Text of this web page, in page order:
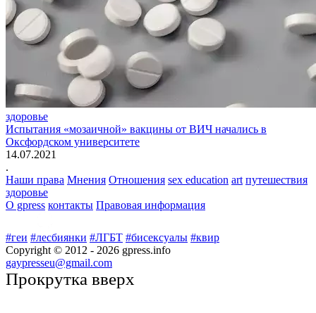
здоровье
Испытания «мозаичной» вакцины от ВИЧ начались в
Оксфордском университете
14.07.2021
.
Наши права Мнения Отношения sex education art путешествия
здоровье
О gpress контакты Правовая информация
#геи #лесбиянки #ЛГБТ #бисексуалы #квир
Copyright © 2012 - 2026 gpress.info
gaypresseu@gmail.com
Прокрутка вверх